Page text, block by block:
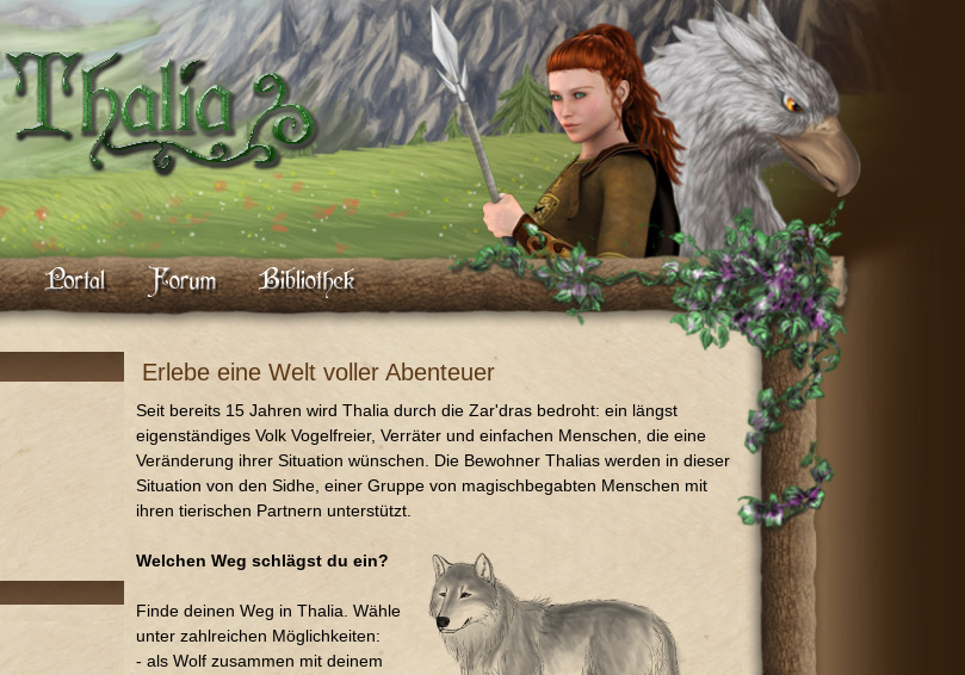
Erlebe eine Welt voller Abenteuer
Seit bereits 15 Jahren wird Thalia durch die Zar'dras bedroht: ein längst
eigenständiges Volk Vogelfreier, Verräter und einfachen Menschen, die eine
Veränderung ihrer Situation wünschen. Die Bewohner Thalias werden in dieser
Situation von den Sidhe, einer Gruppe von magischbegabten Menschen mit
ihren tierischen Partnern unterstützt.
Welchen Weg schlägst du ein?
Finde deinen Weg in Thalia. Wähle
unter zahlreichen Möglichkeiten:
- als Wolf zusammen mit deinem